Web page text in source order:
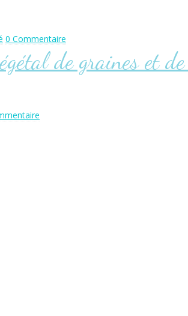
0 Commentaire
de graines et